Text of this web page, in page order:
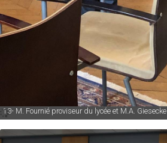
13- M. Fournié proviseur du lycée et M.A. Giesecke